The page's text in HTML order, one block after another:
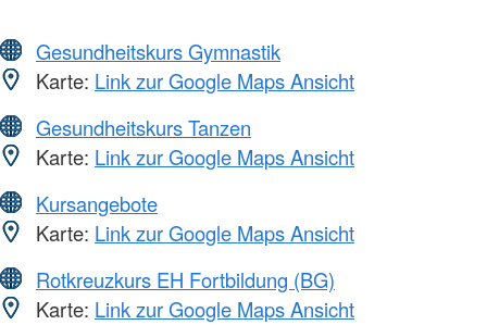
Gesundheitskurs Gymnastik
Karte: Link zur Google Maps Ansicht
Gesundheitskurs Tanzen
Karte: Link zur Google Maps Ansicht
Kursangebote
Karte: Link zur Google Maps Ansicht
Rotkreuzkurs EH Fortbildung (BG)
Karte: Link zur Google Maps Ansicht